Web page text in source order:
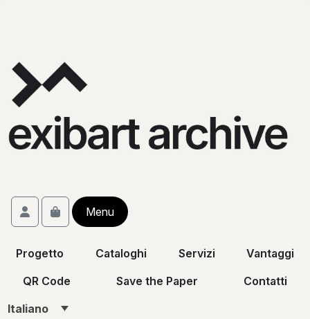
Account
Cart
Menu
Progetto Cataloghi Servizi
Vantaggi
QR Code
Save the Paper
Contatti
Italiano